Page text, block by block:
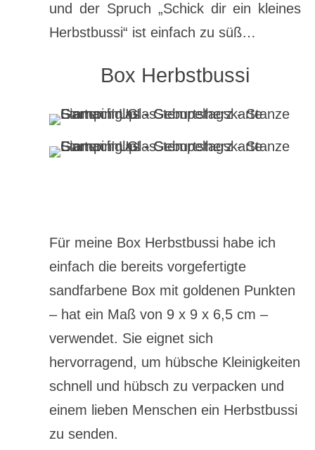
und der Spruch „Schick dir ein kleines
Herbstbussi“ ist einfach zu süß…
Box Herbstbussi
Für meine Box Herbstbussi habe ich
einfach die bereits vorgefertigte
sandfarbene Box mit goldenen Punkten
– hat ein Maß von 9 x 9 x 6,5 cm –
verwendet. Sie eignet sich
hervorragend, um hübsche Kleinigkeiten
schnell und hübsch zu verpacken und
einem lieben Menschen ein Herbstbussi
zu senden.